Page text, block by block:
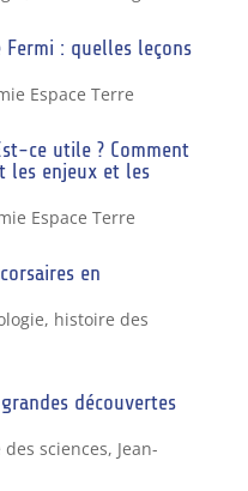
: quelles leçons
Espace Terre
ce utile ? Comment
les enjeux et les
Espace Terre
en
histoire des
découvertes
sciences, Jean-